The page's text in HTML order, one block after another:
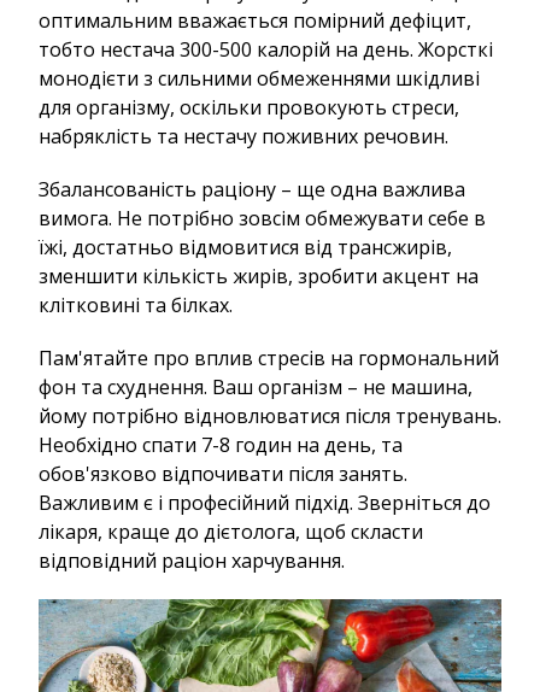
оптимальним вважається помірний дефіцит,
тобто нестача 300-500 калорій на день. Жорсткі
монодієти з сильними обмеженнями шкідливі
для організму, оскільки провокують стреси,
набряклість та нестачу поживних речовин.
Збалансованість раціону – ще одна важлива
вимога. Не потрібно зовсім обмежувати себе в
їжі, достатньо відмовитися від трансжирів,
зменшити кількість жирів, зробити акцент на
клітковині та білках.
Пам'ятайте про вплив стресів на гормональний
фон та схуднення. Ваш організм – не машина,
йому потрібно відновлюватися після тренувань.
Необхідно спати 7-8 годин на день, та
обов'язково відпочивати після занять.
Важливим є і професійний підхід. Зверніться до
лікаря, краще до дієтолога, щоб скласти
відповідний раціон харчування.